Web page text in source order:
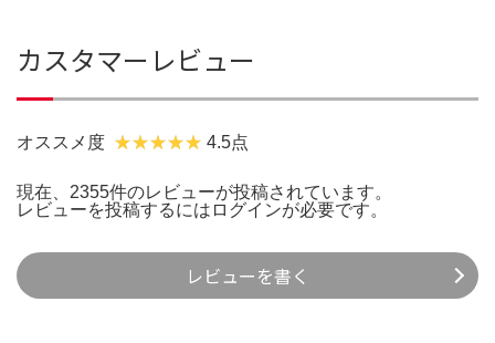
カスタマーレビュー
オススメ度 4.5点
現在、2355件のレビューが投稿されています。
レビューを投稿するには ログインが必要です。
レビューを書く